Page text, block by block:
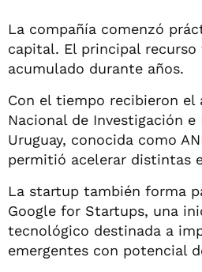
La compañía comenzó
capital. El principal
acumulado durante años.
Con el tiempo recibieron el
Nacional de Investigación e
Uruguay, conocida como
permitió acelerar distintas
La startup también forma
Google for Startups, una
tecnológico destinada a
emergentes con potencial